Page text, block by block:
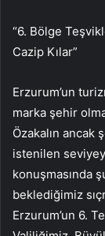
“6. Bölge
Cazip Kılar”
Erzurum’un
marka şehir
Özakalın ancak
istenilen
konuşmasında
beklediğimiz
Erzurum’un 6.